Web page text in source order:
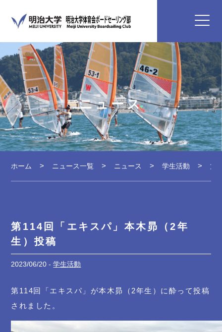
ニュース
ホーム ニュース一覧 ニュース 学生活動 第
第114回「エキスパ」本木昴（2年
生）投稿
2023/06/20 -学生活動
第114回「エキスパ」が本木昴（2年生）に酔って投稿
されました。